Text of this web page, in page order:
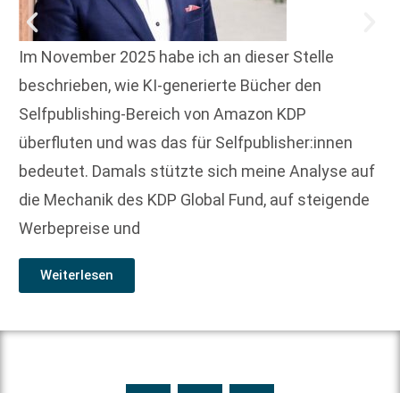
Im November 2025 habe ich an dieser Stelle
beschrieben, wie KI-generierte Bücher den
Selfpublishing-Bereich von Amazon KDP
überfluten und was das für Selfpublisher:innen
bedeutet. Damals stützte sich meine Analyse auf
die Mechanik des KDP Global Fund, auf steigende
Werbepreise und
Weiterlesen